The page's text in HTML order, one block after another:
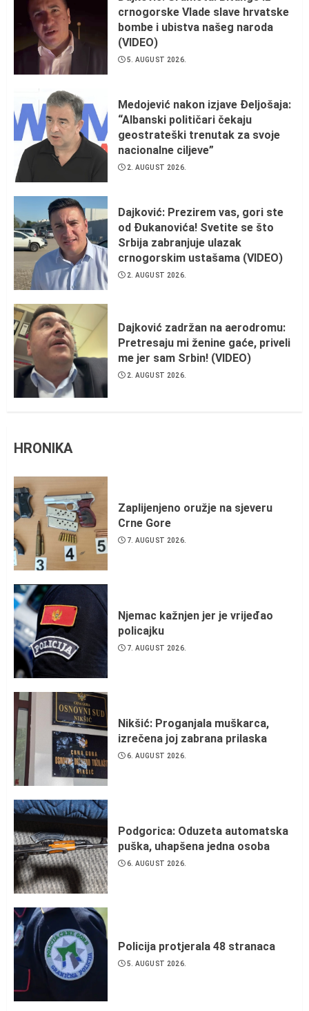
crnogorske Vlade slave hrvatske
bombe i ubistva našeg naroda
(VIDEO)
5. AUGUST 2026.
Medojević nakon izjave Đeljošaja:
“Albanski političari čekaju
geostrateški trenutak za svoje
nacionalne ciljeve”
2. AUGUST 2026.
Dajković: Prezirem vas, gori ste
od Đukanovića! Svetite se što
Srbija zabranjuje ulazak
crnogorskim ustašama (VIDEO)
2. AUGUST 2026.
Dajković zadržan na aerodromu:
Pretresaju mi ženine gaće, priveli
me jer sam Srbin! (VIDEO)
2. AUGUST 2026.
HRONIKA
Zaplijenjeno oružje na sjeveru
Crne Gore
7. AUGUST 2026.
Njemac kažnjen jer je vrijeđao
policajku
7. AUGUST 2026.
Nikšić: Proganjala muškarca,
izrečena joj zabrana prilaska
6. AUGUST 2026.
Podgorica: Oduzeta automatska
puška, uhapšena jedna osoba
6. AUGUST 2026.
Policija protjerala 48 stranaca
5. AUGUST 2026.